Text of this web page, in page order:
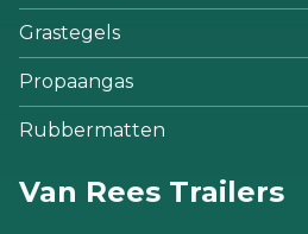
Grastegels
Propaangas
Rubbermatten
Van Rees Trailers